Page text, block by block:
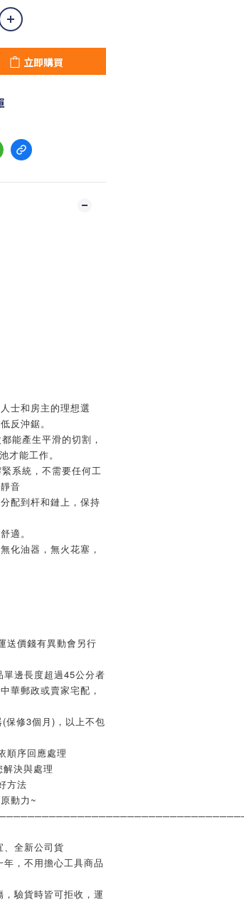
立即購買
士和房主的理想選
反沖鋸。
能產生平滑的切割，
才能工作。
系統，不需要任何工
音
配到杆和鏈上，保持
適。
化油器，無火花塞，
送價錢有異動會另行
邊長度超過45公分者
華郵政或賣家宅配，
保修3個月)，以上不包
順序回應處理
決與處理
方法
動力~
、全新公司貨
，不用擔心工具商品
驗貨時皆可拒收，運